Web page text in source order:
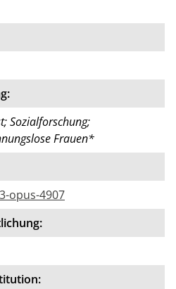
Sozialforschung;
Frauen*
opus-4907